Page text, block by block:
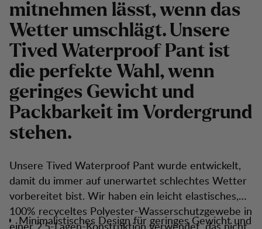
mitnehmen lässt, wenn das
Wetter umschlägt. Unsere
Tived Waterproof Pant ist
die perfekte Wahl, wenn
geringes Gewicht und
Packbarkeit im Vordergrund
stehen.
Unsere Tived Waterproof Pant wurde entwickelt,
damit du immer auf unerwartet schlechtes Wetter
vorbereitet bist. Wir haben ein leicht elastisches,
100% recyceltes Polyester-Wasserschutzgewebe in
einer 2,5-Lagen-Konstruktion verwendet, das nicht
Minimalistisches Design für geringes Gewicht und